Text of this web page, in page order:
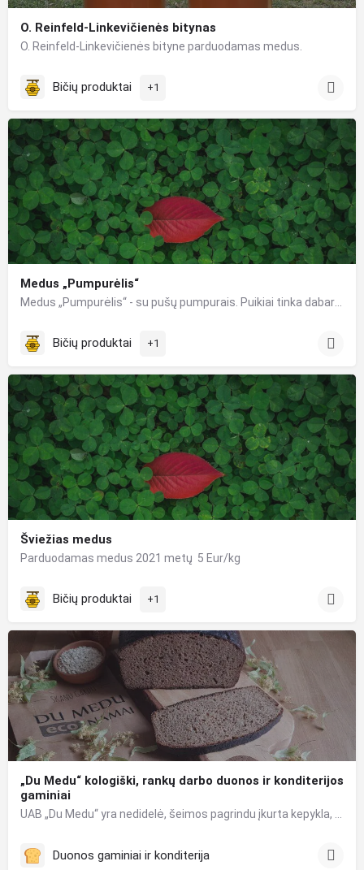
O. Reinfeld-Linkevičienės bitynas
O. Reinfeld-Linkevičienės bityne parduodamas medus.
Bičių produktai +1
Medus „Pumpurėlis“
Bičių produktai +1
Šviežias medus
Parduodamas medus 2021 metų 5 Eur/kg
Bičių produktai +1
„Du Medu“ kologiški, rankų darbo duonos ir konditerijos
gaminiai
Duonos gaminiai ir konditerija